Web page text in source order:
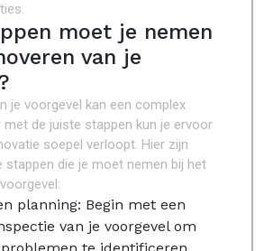
moet je nemen
van je
je voorgevel kan een complex
met de juiste stappen kun je ervoor
soepel verloopt. Hier zijn
stappen die je moet nemen bij het
planning: Begin met een
van je voorgevel om